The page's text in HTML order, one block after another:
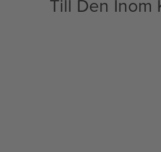
Till Den Inom